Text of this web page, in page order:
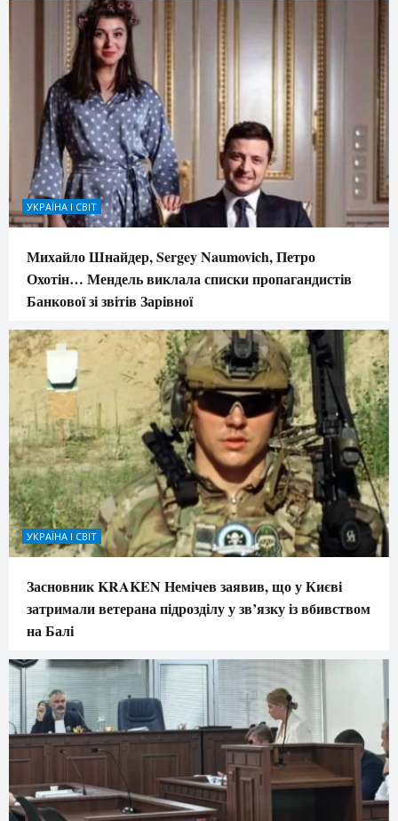
УКРАЇНА І СВІТ
Михайло Шнайдер, Sergey Naumovich, Петро
Охотін… Мендель виклала списки пропагандистів
Банкової зі звітів Зарівної
УКРАЇНА І СВІТ
Засновник KRAKEN Немічев заявив, що у Києві
затримали ветерана підрозділу у зв’язку із вбивством
на Балі